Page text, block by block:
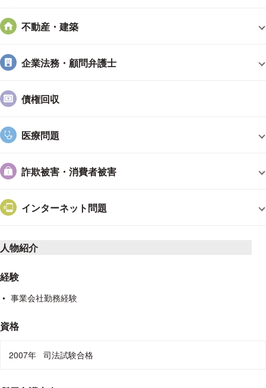
り、とても感謝しております」
など、コメントをいただいております。
事務所までのアクセス
JR「浦和駅」西口より徒歩7分
HP・ブログ
om/
-office.com/
・弁護士木村 智博の公式ブログ：
不動産・建築
企業法務・顧問弁護士
債権回収
医療問題
詐欺被害・消費者被害
インターネット問題
人物紹介
経験
事業会社勤務経験
資格
2007年 司法試験合格